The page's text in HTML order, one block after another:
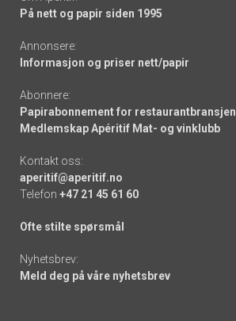
På nett og papir siden 1995
Annonsere:
Informasjon og priser nett/papir
Abonnere:
Papirabonnement for restaurantbransjen
Medlemskap Apéritif Mat- og vinklubb
Kontakt oss:
aperitif@aperitif.no
Telefon +47 21 45 61 60
Ofte stilte spørsmål
Nyhetsbrev:
Meld deg på våre nyhetsbrev